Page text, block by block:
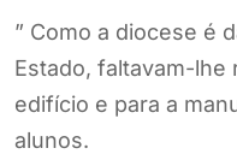
” Como a diocese é
Estado, faltavam-lhe
edifício e para a
alunos.